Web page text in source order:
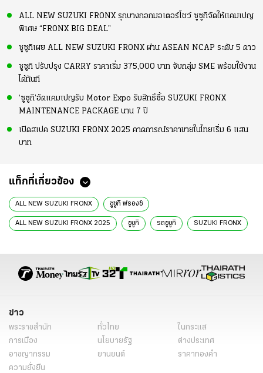
ALL NEW SUZUKI FRONX รุกบางกอกมอเตอร์โชว์ ซูซูกิจัดให้แคมเปญ
พิเศษ “FRONX BIG DEAL”
ซูซูกิเผย ALL NEW SUZUKI FRONX ผ่าน ASEAN NCAP ระดับ 5 ดาว
ซูซูกิ ปรับปรุง CARRY ราคาเริ่ม 375,000 บาท จับกลุ่ม SME พร้อมใช้งาน
ได้ทันที
‘ซูซูกิ’อัดแคมเปญรับ Motor Expo รับสิทธิ์ซื้อ SUZUKI FRONX
MAINTENANCE PACKAGE นาน 7 ปี
เปิดสเปค SUZUKI FRONX 2025 คาดการณ์ราคาขายในไทยเริ่ม 6 แสน
บาท
แท็กที่เกี่ยวข้อง
ALL NEW SUZUKI FRONX ซูซูกิ ฟรองซ์
ALL NEW SUZUKI FRONX 2025 ซูซูกิ รถซูซูกิ SUZUKI FRONX
ข่าว
พระราชสำนัก ทั่วไทย
ในกระแส
การเมือง
นโยบายรัฐ
ต่างประเทศ
อาชญากรรม
ยานยนต์
ราคาทองคำ
ความยั่งยืน